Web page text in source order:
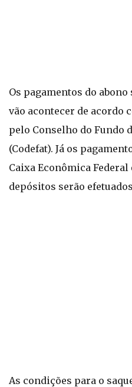
Os pagamentos do abono
vão acontecer de acordo
pelo Conselho do Fundo
(Codefat). Já os
Caixa Econômica Federal
depósitos serão
As condições para o